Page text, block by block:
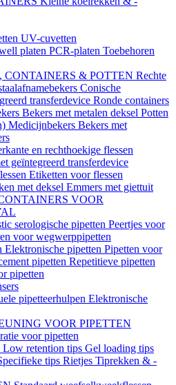
UV-cuvetten
platen PCR-platen Toebehoren
& POTTEN Rechte
Conische
transferdevice Ronde containers
Bekers met metalen deksel Potten
Medicijnbekers Bekers met
en rechthoekige flessen
geïntegreerd transferdevice
Etiketten voor flessen
met deksel Emmers met giettuit
VOOR
serologische pipetten Peertjes voor
voor wegwerppipetten
Elektronische pipetten Pipetten voor
pipetten Repetitieve pipetten
pipetten
pipetteerhulpen Elektronische
VOOR PIPETTEN
voor pipetten
Low retention tips Gel loading tips
tips Rietjes Tiprekken & -